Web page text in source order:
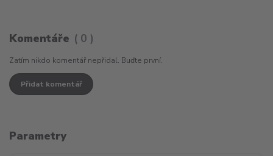
Komentáře 0
Zatím nikdo komentář nepřidal. Buďte první.
Přidat komentář
Parametry